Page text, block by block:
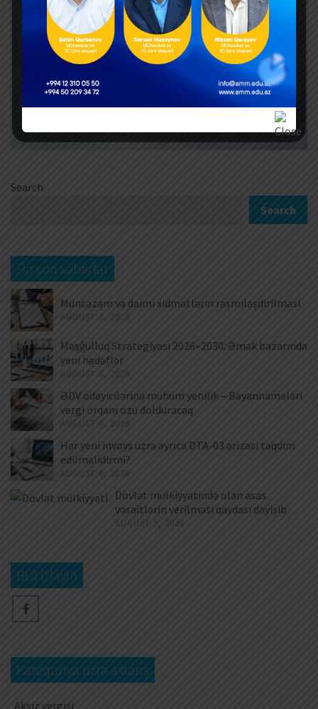
Search
Search
Ən son xəbərlər
Müntəzəm və daimi xidmətlərin rəsmiləşdirilməsi
AUGUST 7, 2026
Məşğulluq Strategiyası 2026–2030: Əmək bazarında
yeni hədəflər
AUGUST 6, 2026
ƏDV ödəyicilərinə mühüm yenilik – Bəyannamələri
vergi orqanı özü dolduracaq
AUGUST 6, 2026
Hər yeni invoys üzrə ayrıca DTA-03 ərizəsi təqdim
edilməlidirmi?
AUGUST 6, 2026
Dövlət mülkiyyətində olan əsas
vəsaitlərin verilməsi qaydası dəyişib
AUGUST 5, 2026
Bizi izləyin
Kateqoriya üzrə axtarış
Aksiz vergisi